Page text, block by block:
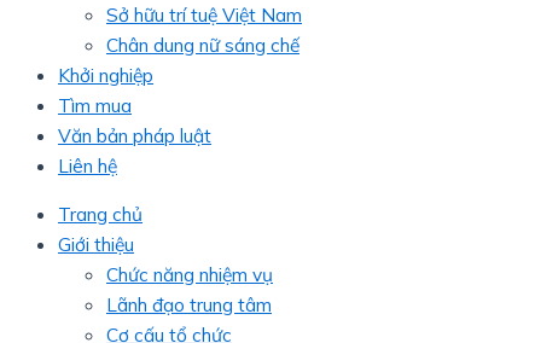
Sở hữu trí tuệ Việt Nam
Chân dung nữ sáng chế
Khởi nghiệp
Tìm mua
Văn bản pháp luật
Liên hệ
Trang chủ
Giới thiệu
Chức năng nhiệm vụ
Lãnh đạo trung tâm
Cơ cấu tổ chức